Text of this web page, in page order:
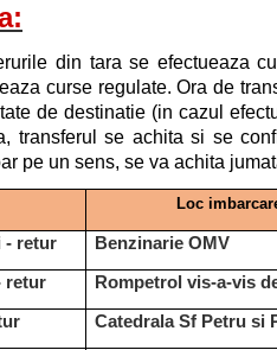
din tara se efectueaza
curse regulate. Ora de
de destinatie (in cazul
transferul se achita si se
pe un sens, se va achita
Loc
- retur Benzinarie OMV
retur Rompetrol vis-a-vis
Catedrala Sf Petru si